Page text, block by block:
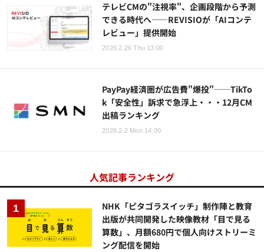
テレビCMの"注視率"、企画段階から予測
できる時代へ——REVISIOが「AIコンテ
レビュー」提供開始
2026.2.26 Thu 13:00
PayPay経済圏が広告費"爆投"──TikTo
k「安全性」訴求で急浮上・・・12月CM
出稿ランキング
2026.2.2 Mon 14:00
人気記事ランキング
NHK「ピタゴラスイッチ」制作陣と教育
出版が共同開発した映像教材「目で見る
算数」、月額680円で個人向けストリーミ
ング配信を開始